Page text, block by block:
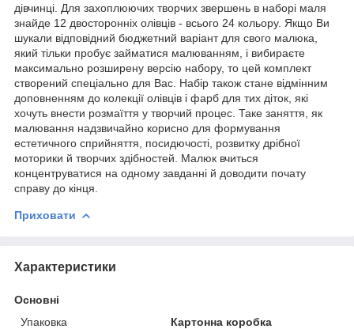
дівчинці. Для захоплюючих творчих звершень в наборі маля
знайде 12 двосторонніх олівців - всього 24 кольору. Якщо Ви
шукали відповідний бюджетний варіант для свого малюка,
який тільки пробує займатися малюванням, і вибираєте
максимально розширену версію набору, то цей комплект
створений спеціально для Вас. Набір також стане відмінним
доповненням до колекції олівців і фарб для тих діток, які
хочуть внести розмаїття у творчий процес. Таке заняття, як
малювання надзвичайно корисно для формування
естетичного сприйняття, посидючості, розвитку дрібної
моторики й творчих здібностей. Малюк вчиться
концентруватися на одному завданні й доводити почату
справу до кінця.
Приховати
Характеристики
Основні
Упаковка
Картонна коробка